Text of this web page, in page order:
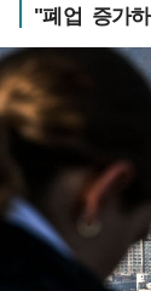
"폐업 증가